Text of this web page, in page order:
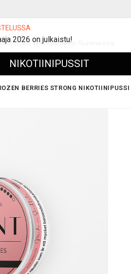
2026 on julkaistu!
NIKOTIINIPUSSIT
BERRIES STRONG NIKOTIINIPUSSI